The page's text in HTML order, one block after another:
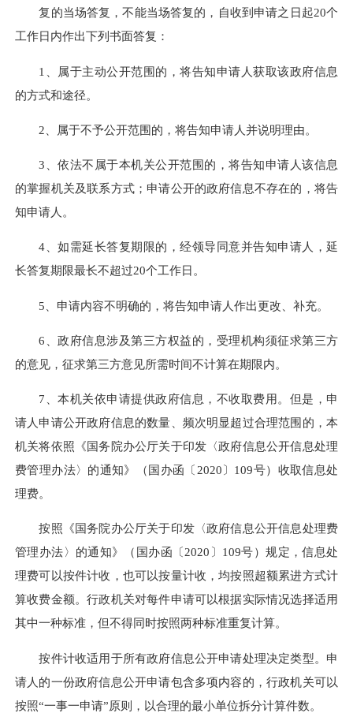
复的当场答复，不能当场答复的，自收到申请之日起20个
工作日内作出下列书面答复：
1、属于主动公开范围的，将告知申请人获取该政府信息
的方式和途径。
2、属于不予公开范围的，将告知申请人并说明理由。
3、依法不属于本机关公开范围的，将告知申请人该信息
的掌握机关及联系方式；申请公开的政府信息不存在的，将告
知申请人。
4、如需延长答复期限的，经领导同意并告知申请人，延
长答复期限最长不超过20个工作日。
5、申请内容不明确的，将告知申请人作出更改、补充。
6、政府信息涉及第三方权益的，受理机构须征求第三方
的意见，征求第三方意见所需时间不计算在期限内。
7、本机关依申请提供政府信息，不收取费用。但是，申
请人申请公开政府信息的数量、频次明显超过合理范围的，本
机关将依照《国务院办公厅关于印发〈政府信息公开信息处理
费管理办法〉的通知》（国办函〔2020〕109号）收取信息处
理费。
按照《国务院办公厅关于印发〈政府信息公开信息处理费
管理办法〉的通知》（国办函〔2020〕109号）规定，信息处
理费可以按件计收，也可以按量计收，均按照超额累进方式计
算收费金额。行政机关对每件申请可以根据实际情况选择适用
其中一种标准，但不得同时按照两种标准重复计算。
按件计收适用于所有政府信息公开申请处理决定类型。申
请人的一份政府信息公开申请包含多项内容的，行政机关可以
按照“一事一申请”原则，以合理的最小单位拆分计算件数。